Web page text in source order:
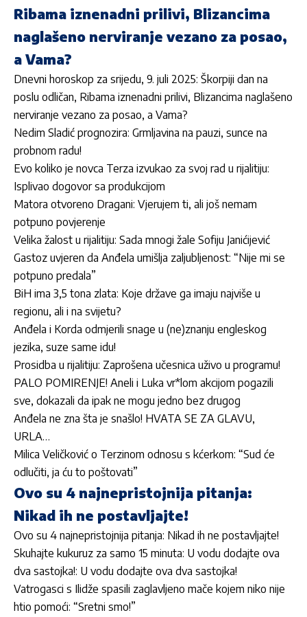
Ribama iznenadni prilivi, Blizancima
naglašeno nerviranje vezano za posao,
a Vama?
Dnevni horoskop za srijedu, 9. juli 2025: Škorpiji dan na
poslu odličan, Ribama iznenadni prilivi, Blizancima naglašeno
nerviranje vezano za posao, a Vama?
Nedim Sladić prognozira: Grmljavina na pauzi, sunce na
probnom radu!
Evo koliko je novca Terza izvukao za svoj rad u rijalitiju:
Isplivao dogovor sa produkcijom
Matora otvoreno Dragani: Vjerujem ti, ali još nemam
potpuno povjerenje
Velika žalost u rijalitiju: Sada mnogi žale Sofiju Janićijević
Gastoz uvjeren da Anđela umišlja zaljubljenost: “Nije mi se
potpuno predala”
BiH ima 3,5 tona zlata: Koje države ga imaju najviše u
regionu, ali i na svijetu?
Anđela i Korda odmjerili snage u (ne)znanju engleskog
jezika, suze same idu!
Prosidba u rijalitiju: Zaprošena učesnica uživo u programu!
PALO POMIRENJE! Aneli i Luka vr*lom akcijom pogazili
sve, dokazali da ipak ne mogu jedno bez drugog
Anđela ne zna šta je snašlo! HVATA SE ZA GLAVU,
URLA…
Milica Veličković o Terzinom odnosu s kćerkom: “Sud će
odlučiti, ja ću to poštovati”
Ovo su 4 najnepristojnija pitanja:
Nikad ih ne postavljajte!
Ovo su 4 najnepristojnija pitanja: Nikad ih ne postavljajte!
Skuhajte kukuruz za samo 15 minuta: U vodu dodajte ova
dva sastojka!: U vodu dodajte ova dva sastojka!
Vatrogasci s Ilidže spasili zaglavljeno mače kojem niko nije
htio pomoći: “Sretni smo!”